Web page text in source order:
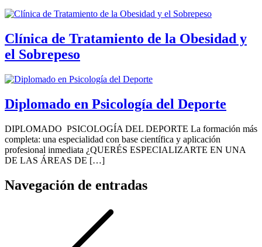
Clínica de Tratamiento de la Obesidad y
el Sobrepeso
Diplomado en Psicología del Deporte
DIPLOMADO PSICOLOGÍA DEL DEPORTE La formación más
completa: una especialidad con base científica y aplicación
profesional inmediata ¿QUERÉS ESPECIALIZARTE EN UNA
DE LAS ÁREAS DE […]
Navegación de entradas